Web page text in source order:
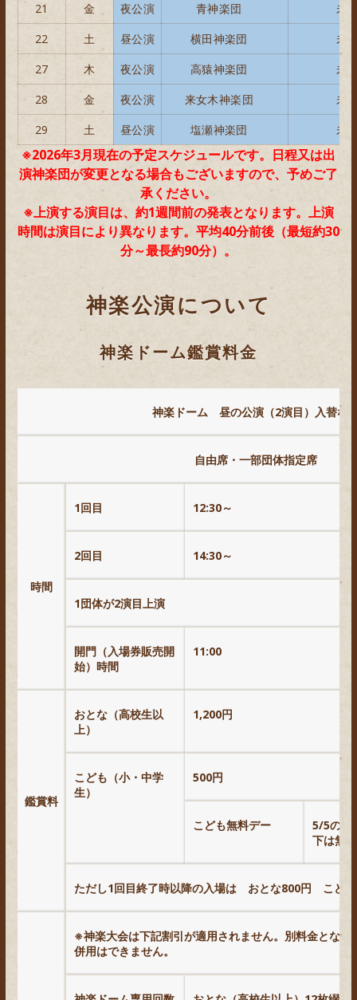
21
金 夜公演 青神楽団
未
22
土 昼公演 横田神楽団
未
27
木 夜公演 高猿神楽団
未
28
金 夜公演 来女木神楽団
未
29
土 昼公演 塩瀬神楽団 未
※2026年3月現在の予定スケジュールです。日程又は出
演神楽団が変更となる場合もございますので、予めご了
承ください。
※上演する演目は、約1週間前の発表となります。上演
時間は演目により異なります。平均40分前後（最短約30
分～最長約90分）。
神楽公演について
神楽ドーム鑑賞料金
神楽ドーム 昼の公演（2演目）入替な
自由席・一部団体指定席
時間
1回目 12:30～
2回目 14:30～
1団体が2演目上演
開門（入場券販売開
始）時間
11:00
鑑賞料
おとな（高校生以
上）
1,200円
こども（小・中学
生）
500円
こども無料デー
5/5の神
下は無
ただし1回目終了時以降の入場は おとな800円 こど
※神楽大会は下記割引が適用されません。別料金となり
併用はできません。